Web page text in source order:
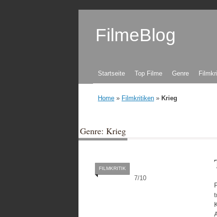
FilmeBlog
Zum Inhalt springen
Startseite Top Filme Genre
Home » Filmkritiken » Krieg
Genre: Krieg
7/10
FILMKRITIK